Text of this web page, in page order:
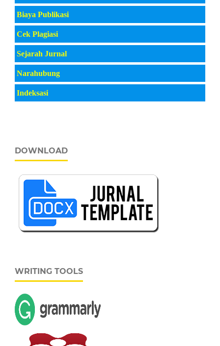
Biaya Publikasi
Cek Plagiasi
Sejarah Jurnal
Narahubung
Indeksasi
DOWNLOAD
WRITING TOOLS